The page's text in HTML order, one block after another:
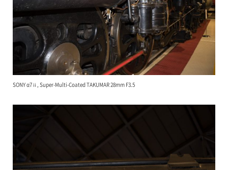
SONY α7ⅱ, Super-Multi-Coated TAKUMAR 28mm F3.5